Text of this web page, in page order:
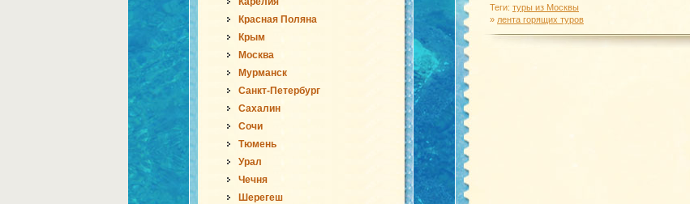
Красная Поляна
Крым
Москва
Мурманск
Санкт-Петербург
Сахалин
Сочи
Тюмень
Урал
Чечня
Шерегеш
Теги: туры из Москвы
» лента горящих туров